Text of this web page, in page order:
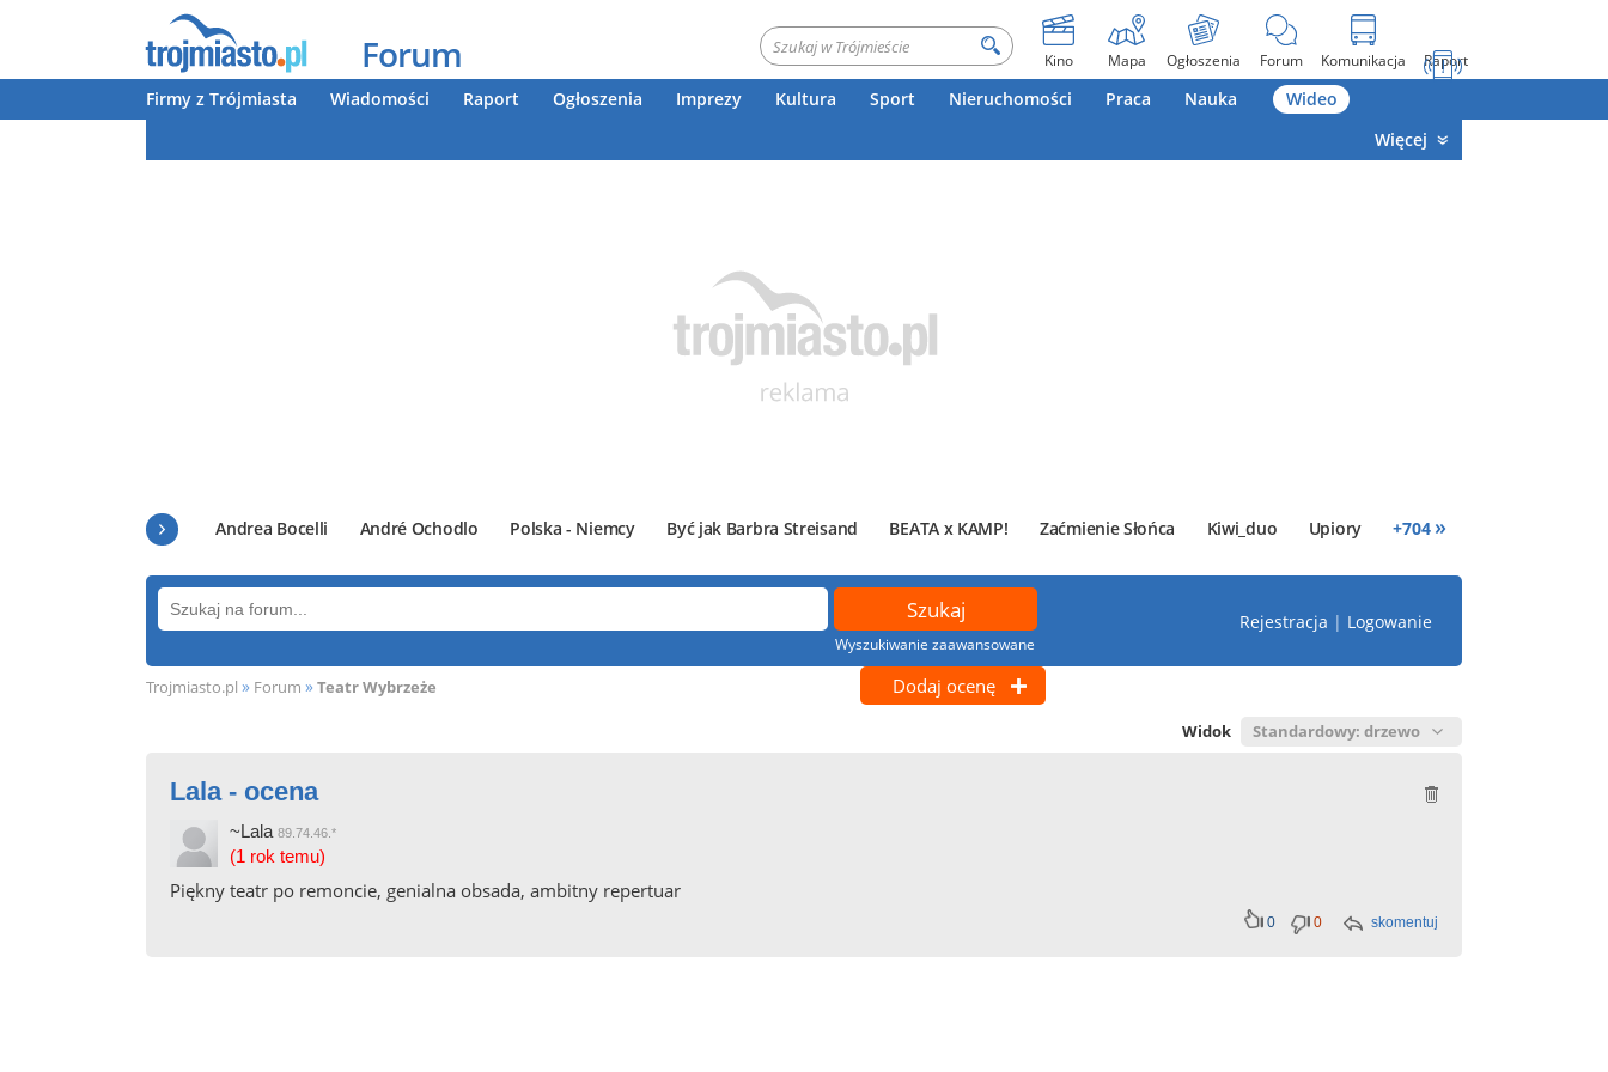
Forum Kino Mapa Ogłoszenia Forum Komunikacja Raport
Firmy z Trójmiasta Wiadomości Raport Ogłoszenia Imprezy Kultura Sport Nieruchomości Praca Nauka
Wideo
Więcej
Andrea Bocelli André Ochodlo Polska - Niemcy Być jak Barbra Streisand BEATA x KAMP! Zaćmienie Słońca Kiwi_duo Upiory +704 »
Wyszukiwanie zaawansowane
Rejestracja | Logowanie
Trojmiasto.pl » Forum » Teatr Wybrzeże Dodaj ocenę
Widok
Lala - ocena
~Lala 89.74.46.*
(1 rok temu)
Piękny teatr po remoncie, genialna obsada, ambitny repertuar
skomentuj
0 0